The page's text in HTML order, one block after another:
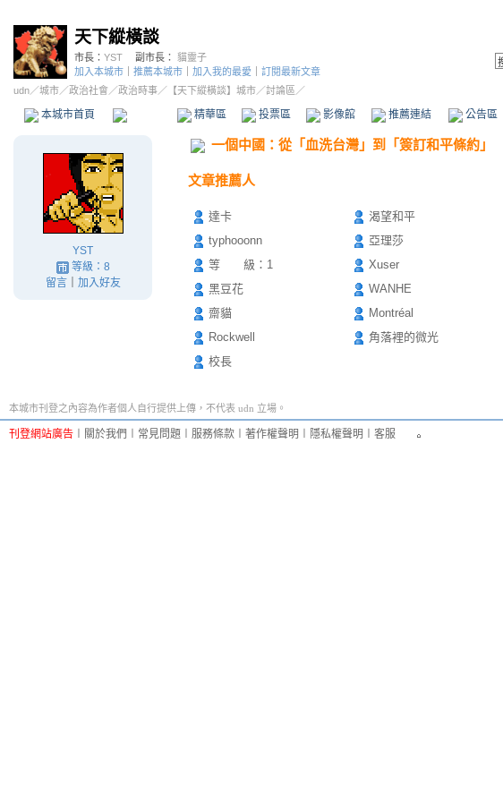
天下縱橫談
市長： YST 副市長： 貓靈子
加入本城市
推薦本城市 加入我的最愛
訂閱最新文章
udn／城市／政治社會 ／政治時事／ 【天下縱橫談】城市／討論區／
本城市首頁 精華區 投票區 影像館 推薦連結 公告區
YST
等級：8
留言｜ 加入好友
一個中國：從「血洗台灣」到「簽訂和平條約」
文章推薦人
達卡 渴望和平
typhooonn
亞理莎
等 級：1
Xuser
黑豆花
WANHE
齋貓
Montréal
Rockwell
角落裡的微光
校長
本城市刊登之內容為作者個人自行提供上傳，不代表 udn 立場。
刊登網站廣告 關於我們 常見問題 服務條款 著作權聲明 隱私權聲明 客服